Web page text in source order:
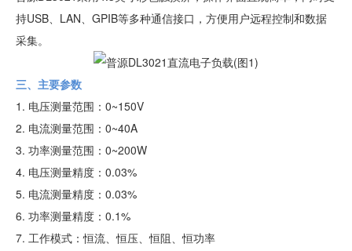
持USB、LAN、GPIB等多种通信接口，方便用户远程控制和数据
采集。
三、主要参数
1. 电压测量范围：0~150V
2. 电流测量范围：0~40A
3. 功率测量范围：0~200W
4. 电压测量精度：0.03%
5. 电流测量精度：0.03%
6. 功率测量精度：0.1%
7. 工作模式：恒流、恒压、恒阻、恒功率